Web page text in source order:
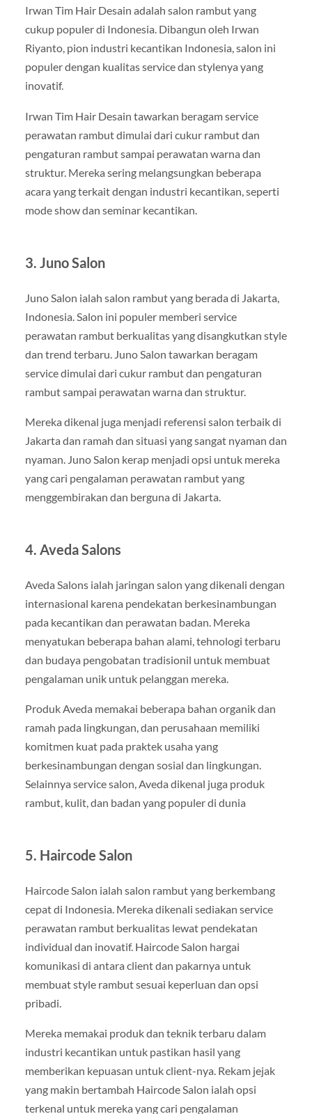
Irwan Tim Hair Desain adalah salon rambut yang
cukup populer di Indonesia. Dibangun oleh Irwan
Riyanto, pion industri kecantikan Indonesia, salon ini
populer dengan kualitas service dan stylenya yang
inovatif.
Irwan Tim Hair Desain tawarkan beragam service
perawatan rambut dimulai dari cukur rambut dan
pengaturan rambut sampai perawatan warna dan
struktur. Mereka sering melangsungkan beberapa
acara yang terkait dengan industri kecantikan, seperti
mode show dan seminar kecantikan.
3. Juno Salon
Juno Salon ialah salon rambut yang berada di Jakarta,
Indonesia. Salon ini populer memberi service
perawatan rambut berkualitas yang disangkutkan style
dan trend terbaru. Juno Salon tawarkan beragam
service dimulai dari cukur rambut dan pengaturan
rambut sampai perawatan warna dan struktur.
Mereka dikenal juga menjadi referensi salon terbaik di
Jakarta dan ramah dan situasi yang sangat nyaman dan
nyaman. Juno Salon kerap menjadi opsi untuk mereka
yang cari pengalaman perawatan rambut yang
menggembirakan dan berguna di Jakarta.
4. Aveda Salons
Aveda Salons ialah jaringan salon yang dikenali dengan
internasional karena pendekatan berkesinambungan
pada kecantikan dan perawatan badan. Mereka
menyatukan beberapa bahan alami, tehnologi terbaru
dan budaya pengobatan tradisionil untuk membuat
pengalaman unik untuk pelanggan mereka.
Produk Aveda memakai beberapa bahan organik dan
ramah pada lingkungan, dan perusahaan memiliki
komitmen kuat pada praktek usaha yang
berkesinambungan dengan sosial dan lingkungan.
Selainnya service salon, Aveda dikenal juga produk
rambut, kulit, dan badan yang populer di dunia
5. Haircode Salon
Haircode Salon ialah salon rambut yang berkembang
cepat di Indonesia. Mereka dikenali sediakan service
perawatan rambut berkualitas lewat pendekatan
individual dan inovatif. Haircode Salon hargai
komunikasi di antara client dan pakarnya untuk
membuat style rambut sesuai keperluan dan opsi
pribadi.
Mereka memakai produk dan teknik terbaru dalam
industri kecantikan untuk pastikan hasil yang
memberikan kepuasan untuk client-nya. Rekam jejak
yang makin bertambah Haircode Salon ialah opsi
terkenal untuk mereka yang cari pengalaman